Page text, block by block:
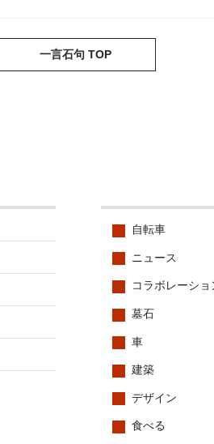
一言石句 TOP
自転車
ニュース
コラボレーショ
墓石
車
建築
デザイン
食べる